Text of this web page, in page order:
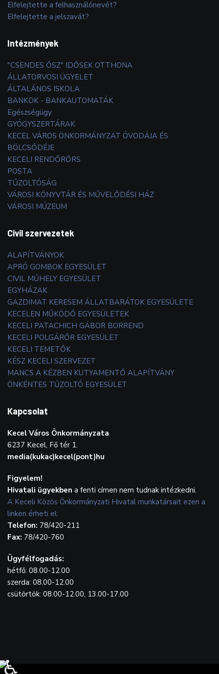
Elfelejtette a felhasználónevét?
Elfelejtette a jelszavát?
Intézmények
"CSENDES ŐSZ" IDŐSEK OTTHONA
ÁLLATORVOSI ÜGYELET
ÁLTALÁNOS ISKOLA
BANKOK - BANKAUTOMATÁK
Egészségügy
GYÓGYSZERTÁRAK
KECEL VÁROS ÖNKORMÁNYZAT ÓVODÁJA ÉS
BÖLCSŐDÉJE
KECELI RENDŐRŐRS
POSTA
TŰZOLTÓSÁG
VÁROSI KÖNYVTÁR ÉS MŰVELŐDÉSI HÁZ
VÁROSI MÚZEUM
Civil szervezetek
ALAPÍTVÁNYOK
APRÓ GOMBOK EGYESÜLET
CIVIL MŰHELY EGYESÜLET
EGYHÁZAK
GAZDIMAT KERESEM ÁLLATBARÁTOK EGYESÜLETE
KECELEN MŰKÖDŐ EGYESÜLETEK
KECELI PATACHICH GÁBOR BORREND
KECELI POLGÁRŐR EGYESÜLET
KECELI TEMETŐK
KÉSZ KECELI SZERVEZET
MANCS A KÉZBEN KUTYAMENTŐ ALAPÍTVÁNY
ÖNKÉNTES TŰZOLTÓ EGYESÜLET
Kapcsolat
Kecel Város Önkormányzata
6237 Kecel, Fő tér 1.
media(kukac)kecel(pont)hu
Figyelem!
Hivatali ügyekben a fenti címen nem tudnak intézkedni.
A Keceli Közös Önkormányzati Hivatal munkatársait ezen a
linken érheti el:
Telefon: 78/420-211
Fax: 78/420-760
Ügyfélfogadás:
hétfő: 08.00-12.00
szerda: 08.00-12.00
csütörtök: 08.00-12.00, 13.00-17.00